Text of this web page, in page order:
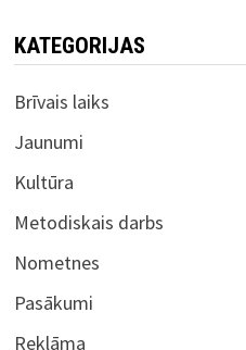
KATEGORIJAS
Brīvais laiks
Jaunumi
Kultūra
Metodiskais darbs
Nometnes
Pasākumi
Reklāma